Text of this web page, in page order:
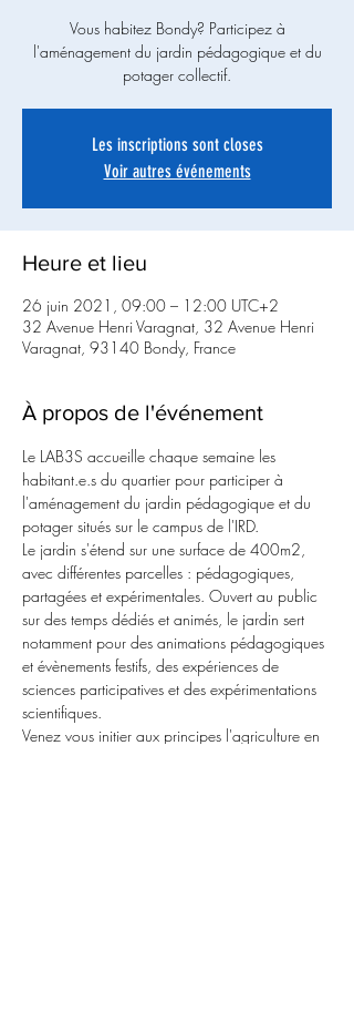
Vous habitez Bondy? Participez à
l'aménagement du jardin pédagogique et du
potager collectif.
Les inscriptions sont closes
Voir autres événements
Heure et lieu
26 juin 2021, 09:00 – 12:00 UTC+2
32 Avenue Henri Varagnat, 32 Avenue Henri
Varagnat, 93140 Bondy, France
À propos de l'événement
Le LAB3S accueille chaque semaine les
habitant.e.s du quartier pour participer à
l'aménagement du jardin pédagogique et du
potager situés sur le campus de l'IRD.
Le jardin s'étend sur une surface de 400m2,
avec différentes parcelles : pédagogiques,
partagées et expérimentales. Ouvert au public
sur des temps dédiés et animés, le jardin sert
notamment pour des animations pédagogiques
et évènements festifs, des expériences de
sciences participatives et des expérimentations
scientifiques.
Venez vous initier aux principes l'agriculture en